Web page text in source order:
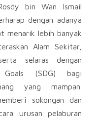
bin Wan Ismail
dengan adanya
menarik lebih banyak
Alam Sekitar,
selaras dengan
Goals (SDG) bagi
yang mampan.
sokongan dan
urusan pelaburan